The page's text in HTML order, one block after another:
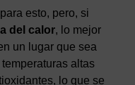
esto, pero, si
del calor, lo mejor
un lugar que sea
altas
lo que se